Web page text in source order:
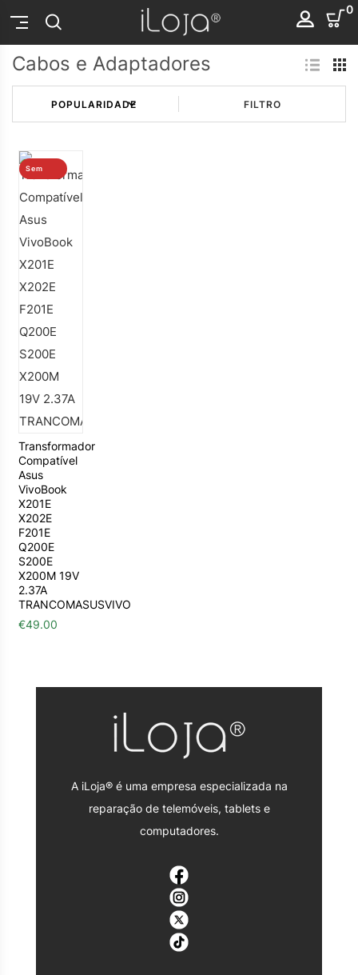
0
Cabos e Adaptadores
FILTRO
Sem
Transformador
Compatível
Asus
VivoBook
X201E
X202E
F201E
Q200E
S200E
X200M 19V
2.37A
TRANCOMASUSVIVO
€49.00
A iLoja® é uma empresa especializada na
reparação de telemóveis, tablets e
computadores.